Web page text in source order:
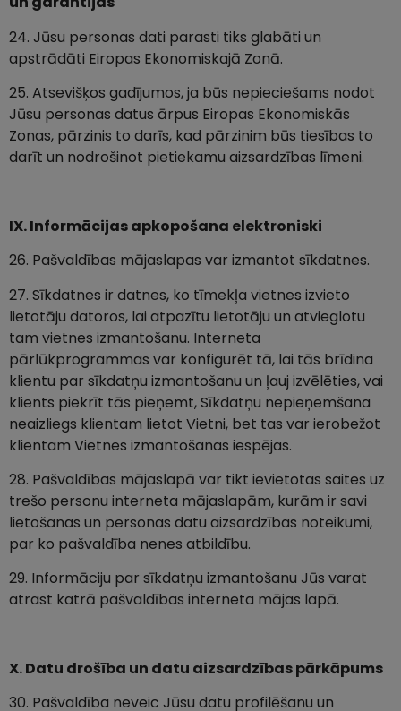
24. Jūsu personas dati parasti tiks glabāti un
apstrādāti Eiropas Ekonomiskajā Zonā.
25. Atsevišķos gadījumos, ja būs nepieciešams nodot
Jūsu personas datus ārpus Eiropas Ekonomiskās
Zonas, pārzinis to darīs, kad pārzinim būs tiesības to
darīt un nodrošinot pietiekamu aizsardzības līmeni.
IX. Informācijas apkopošana elektroniski
26. Pašvaldības mājaslapas var izmantot sīkdatnes.
27. Sīkdatnes ir datnes, ko tīmekļa vietnes izvieto
lietotāju datoros, lai atpazītu lietotāju un atvieglotu
tam vietnes izmantošanu. Interneta
pārlūkprogrammas var konfigurēt tā, lai tās brīdina
klientu par sīkdatņu izmantošanu un ļauj izvēlēties, vai
klients piekrīt tās pieņemt, Sīkdatņu nepieņemšana
neaizliegs klientam lietot Vietni, bet tas var ierobežot
klientam Vietnes izmantošanas iespējas.
28. Pašvaldības mājaslapā var tikt ievietotas saites uz
trešo personu interneta mājaslapām, kurām ir savi
lietošanas un personas datu aizsardzības noteikumi,
par ko pašvaldība nenes atbildību.
29. Informāciju par sīkdatņu izmantošanu Jūs varat
atrast katrā pašvaldības interneta mājas lapā.
X. Datu drošība un datu aizsardzības pārkāpums
30. Pašvaldība neveic Jūsu datu profilēšanu un